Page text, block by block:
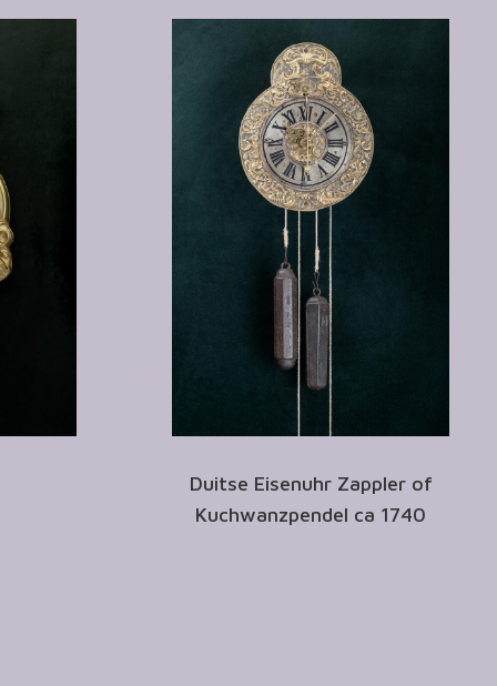
Duitse Eisenuhr Zappler of
Kuchwanzpendel ca 1740